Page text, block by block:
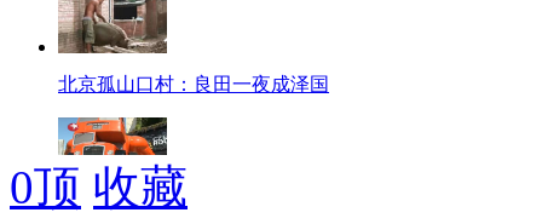
北京孤山口村：良田一夜成泽国
艺术家献礼奥运 制造肌肉巴士
0顶 收藏